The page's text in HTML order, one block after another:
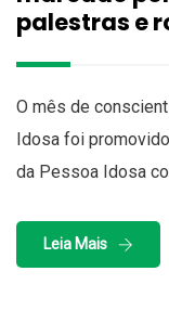
palestras e
O mês de
Idosa foi
da Pessoa Idosa
Leia Mais